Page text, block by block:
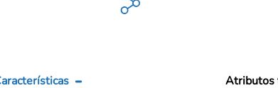
Atributos